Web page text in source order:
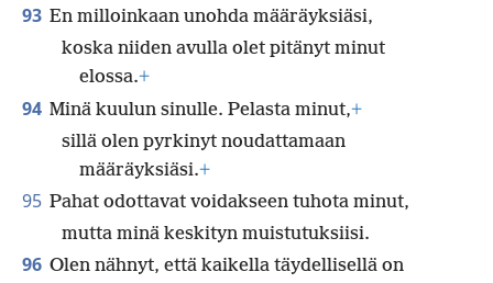
93 En milloinkaan unohda määräyksiäsi,
koska niiden avulla olet pitänyt minut
elossa.+
94 Minä kuulun sinulle. Pelasta minut,+
sillä olen pyrkinyt noudattamaan
määräyksiäsi.+
95 Pahat odottavat voidakseen tuhota minut,
mutta minä keskityn muistutuksiisi.
96 Olen nähnyt, että kaikella täydellisellä on